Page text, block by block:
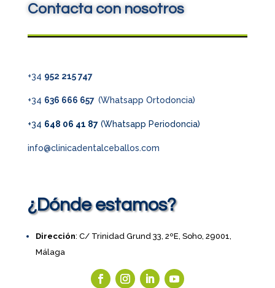
Contacta con nosotros
+34 952 215 747
+34 636 666 657 (Whatsapp Ortodoncia)
+34 648 06 41 87(Whatsapp Periodoncia)
info@clinicadentalceballos.com
¿Dónde estamos?
Dirección: C/ Trinidad Grund 33, 2ºE, Soho, 29001,
Málaga